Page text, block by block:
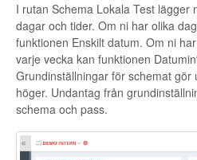
I rutan Schema Lokala Test lägger
dagar och tider. Om ni har olika
funktionen Enskilt datum. Om ni
varje vecka kan funktionen
Grundinställningar för schemat gör
höger. Undantag från
schema och pass.